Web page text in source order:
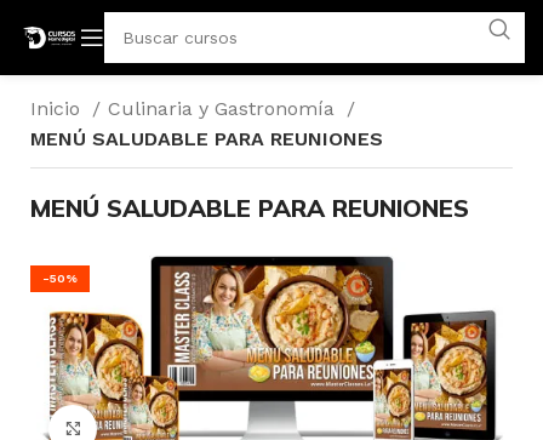
Inicio
Culinaria y Gastronomía
MENÚ SALUDABLE PARA REUNIONES
MENÚ SALUDABLE PARA REUNIONES
-50%
Click para agrandar